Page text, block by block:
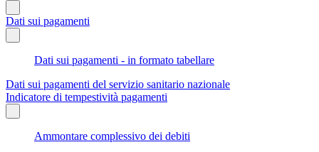
Dati sui pagamenti
Dati sui pagamenti - in formato tabellare
Dati sui pagamenti del servizio sanitario nazionale
Indicatore di tempestività pagamenti
Ammontare complessivo dei debiti